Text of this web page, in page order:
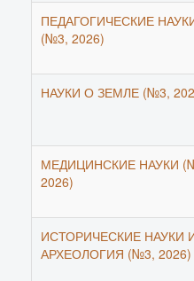
ПЕДАГОГИЧЕСКИЕ
(№3, 2026)
НАУКИ О ЗЕМЛЕ (№3,
МЕДИЦИНСКИЕ НАУКИ
2026)
ИСТОРИЧЕСКИЕ НАУКИ
АРХЕОЛОГИЯ (№3, 2026)